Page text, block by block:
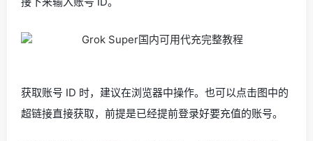
获取账号 ID 时，建议在浏览器中操作。也可以点击图中的
超链接直接获取，前提是已经提前登录好要充值的账号。